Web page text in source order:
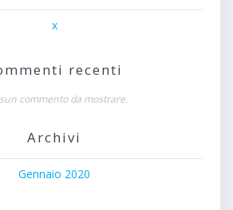
x
recenti
commento da mostrare.
Archivi
Gennaio 2020